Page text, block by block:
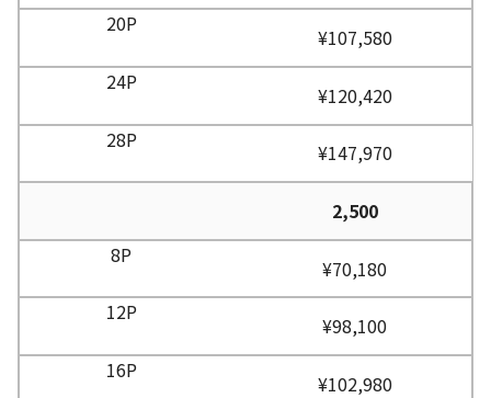
¥107,580
¥120,420
¥147,970
2,500
¥70,180
¥98,100
¥102,980